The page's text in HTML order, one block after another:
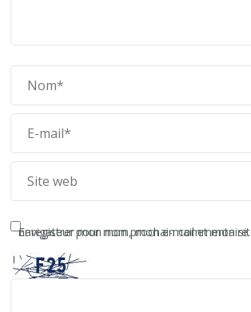
Enregistrer mon nom, mon e-mail et mon site dans le navigateur pour mon prochain commentaire.